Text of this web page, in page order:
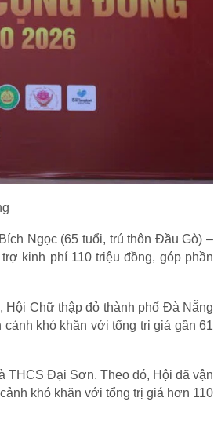
Ngọc (65 tuổi, trú thôn Đầu Gò) –
kinh phí 110 triệu đồng, góp phần
Chữ thập đỏ thành phố Đà Nẵng
khó khăn với tổng trị giá gần 61
THCS Đại Sơn. Theo đó, Hội đã vận
khó khăn với tổng trị giá hơn 110